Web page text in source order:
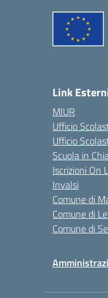
Link
MIUR
Ufficio
Ufficio
Scuola in
Iscrizioni On
Invalsi
Comune di
Comune di
Comune di